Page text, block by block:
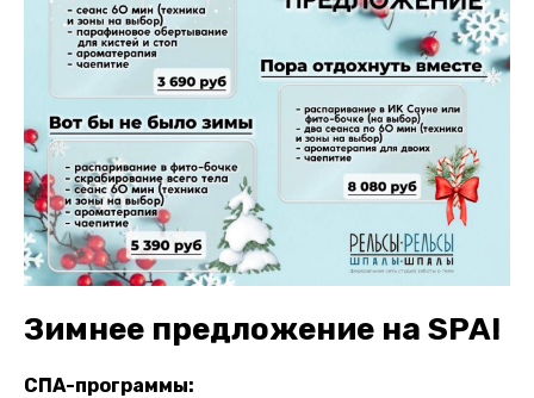
Зимнее предложение на SPA!
СПА-программы: